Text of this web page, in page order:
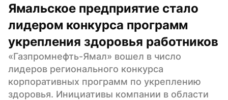
Ямальское предприятие стало
лидером конкурса программ
укрепления здоровья работников
«Газпромнефть-Ямал» вошел в число
лидеров регионального конкурса
корпоративных программ по укреплению
здоровья. Инициативы компании в области